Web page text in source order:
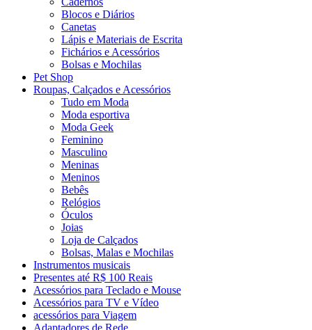
Blocos e Diários
Canetas
Lápis e Materiais de Escrita
Fichários e Acessórios
Bolsas e Mochilas
Pet Shop
Roupas, Calçados e Acessórios
Tudo em Moda
Moda esportiva
Moda Geek
Feminino
Masculino
Meninas
Meninos
Bebês
Relógios
Óculos
Joias
Loja de Calçados
Bolsas, Malas e Mochilas
Instrumentos musicais
Presentes até R$ 100 Reais
Acessórios para Teclado e Mouse
Acessórios para TV e Vídeo
acessórios para Viagem
Adaptadores de Rede